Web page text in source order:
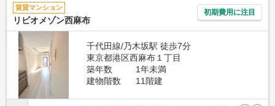
賃貸マンション
リビオメゾン西麻布
初期費用に注目
千代田線/乃木坂駅 徒歩7分
東京都港区西麻布１丁目
築年数
1年未満
建物階数
11階建